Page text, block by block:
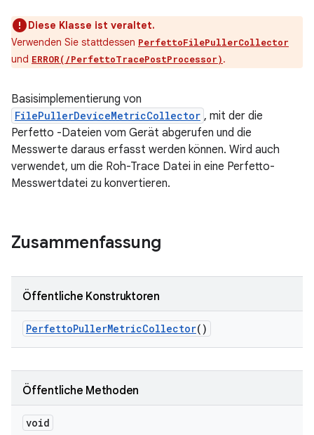
Diese Klasse ist veraltet.
Verwenden Sie stattdessen PerfettoFilePullerCollector
und ERROR(/PerfettoTracePostProcessor).
Basisimplementierung von
FilePullerDeviceMetricCollector , mit der die
Perfetto -Dateien vom Gerät abgerufen und die
Messwerte daraus erfasst werden können. Wird auch
verwendet, um die Roh-Trace Datei in eine Perfetto-
Messwertdatei zu konvertieren.
Zusammenfassung
Öffentliche Konstruktoren
PerfettoPullerMetricCollector()
Öffentliche Methoden
void